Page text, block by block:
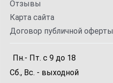
Отзывы
Карта сайта
Договор публичной оферты
Пн.- Пт. с 9 до 18
Сб., Вс. - выходной